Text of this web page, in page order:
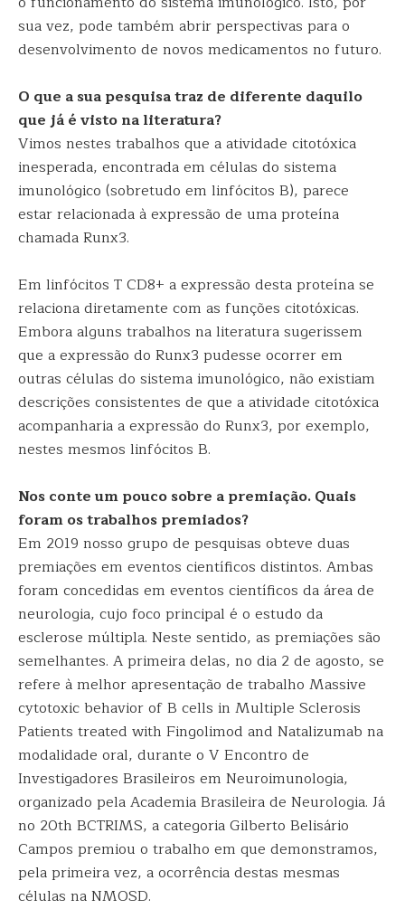
sua vez, pode também abrir perspectivas para o
desenvolvimento de novos medicamentos no futuro.
O que a sua pesquisa traz de diferente daquilo
que já é visto na literatura?
Vimos nestes trabalhos que a atividade citotóxica
inesperada, encontrada em células do sistema
imunológico (sobretudo em linfócitos B), parece
estar relacionada à expressão de uma proteína
chamada Runx3.
Em linfócitos T CD8+ a expressão desta proteína se
relaciona diretamente com as funções citotóxicas.
Embora alguns trabalhos na literatura sugerissem
que a expressão do Runx3 pudesse ocorrer em
outras células do sistema imunológico, não existiam
descrições consistentes de que a atividade citotóxica
acompanharia a expressão do Runx3, por exemplo,
nestes mesmos linfócitos B.
Nos conte um pouco sobre a premiação. Quais
foram os trabalhos premiados?
Em 2019 nosso grupo de pesquisas obteve duas
premiações em eventos científicos distintos. Ambas
foram concedidas em eventos científicos da área de
neurologia, cujo foco principal é o estudo da
esclerose múltipla. Neste sentido, as premiações são
semelhantes. A primeira delas, no dia 2 de agosto, se
refere à melhor apresentação de trabalho Massive
cytotoxic behavior of B cells in Multiple Sclerosis
Patients treated with Fingolimod and Natalizumab na
modalidade oral, durante o V Encontro de
Investigadores Brasileiros em Neuroimunologia,
organizado pela Academia Brasileira de Neurologia. Já
no 20th BCTRIMS, a categoria Gilberto Belisário
Campos premiou o trabalho em que demonstramos,
pela primeira vez, a ocorrência destas mesmas
células na NMOSD.